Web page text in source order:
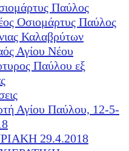
Παύλος
Οσιομάρτυς Παύλος
Καλαβρύτων
Αγίου Νέου
Παύλου εξ
Αγίου Παύλου, 12-5-
29.4.2018